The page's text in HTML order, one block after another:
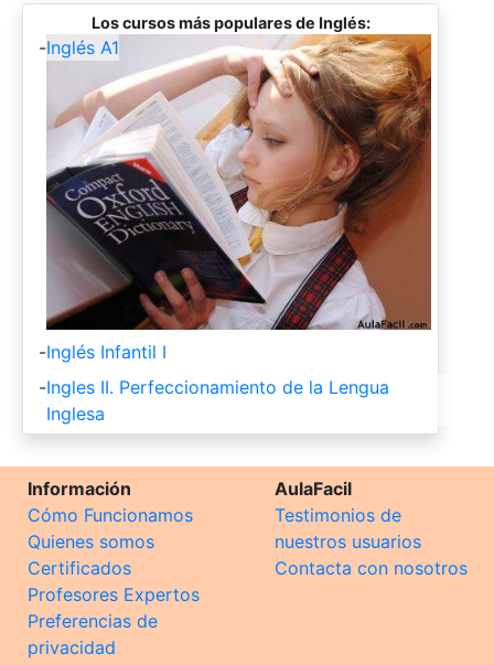
Los cursos más populares de Inglés:
-Inglés A1
-Inglés Infantil I
-Ingles II. Perfeccionamiento de la Lengua
Inglesa
Información
Cómo Funcionamos
Quienes somos
Certificados
Profesores Expertos
Preferencias de
privacidad
AulaFacil
Testimonios de
nuestros usuarios
Contacta con nosotros